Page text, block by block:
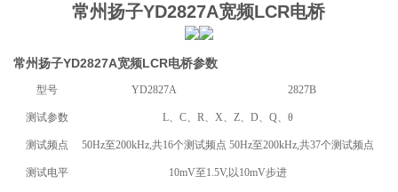
常州扬子YD2827A宽频LCR电桥
常州扬子YD2827A宽频LCR电桥参数
型号 YD2827A 2827B
测试参数 L、C、R、X、Z、D、Q、θ
测试频点 50Hz至200kHz,共16个测试频点 50Hz至200kHz,共37个测试频点
测试电平 10mV至1.5V,以10mV步进